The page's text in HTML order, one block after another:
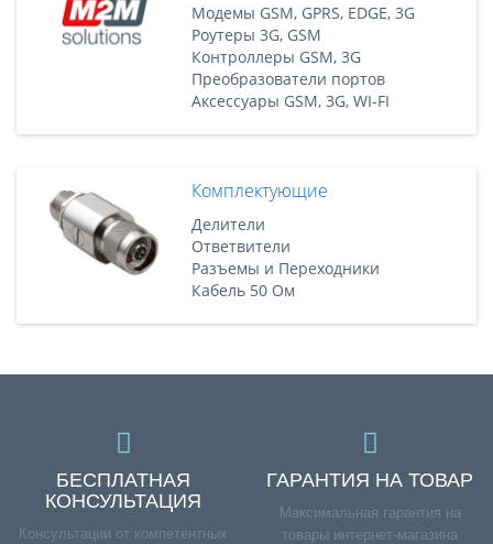
Модемы GSM, GPRS, EDGE, 3G
Роутеры 3G, GSM
Контроллеры GSM, 3G
Преобразователи портов
Аксессуары GSM, 3G, WI-FI
Комплектующие
Делители
Ответвители
Разъемы и Переходники
Кабель 50 Ом
БЕСПЛАТНАЯ
КОНСУЛЬТАЦИЯ
Консультации от компетентных
ГАРАНТИЯ НА ТОВАР
Максимальная гарантия на
товары интернет-магазина